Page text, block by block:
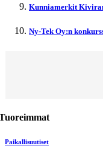
Kunniamerkit
Ny-Tek Oy:n
Paikallisuutiset